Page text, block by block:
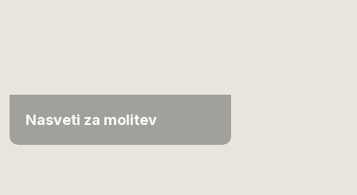
Nasveti za molitev